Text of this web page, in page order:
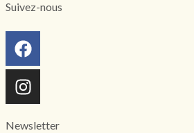
Suivez-nous
Newsletter